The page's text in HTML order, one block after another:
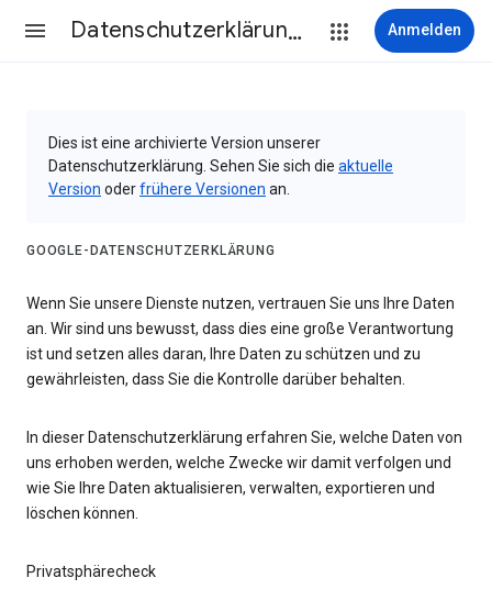
Datenschutzerklärung & Nutzungsbedingungen Anmelden
Dies ist eine archivierte Version unserer
Datenschutzerklärung. Sehen Sie sich die aktuelle
Version oderfrühere Versionen an.
GOOGLE-DATENSCHUTZERKLÄRUNG
Wenn Sie unsere Dienste nutzen, vertrauen Sie uns Ihre Daten
an. Wir sind uns bewusst, dass dies eine große Verantwortung
ist und setzen alles daran, Ihre Daten zu schützen und zu
gewährleisten, dass Sie die Kontrolle darüber behalten.
In dieser Datenschutzerklärung erfahren Sie, welche Daten von
uns erhoben werden, welche Zwecke wir damit verfolgen und
wie Sie Ihre Daten aktualisieren, verwalten, exportieren und
löschen können.
Privatsphärecheck